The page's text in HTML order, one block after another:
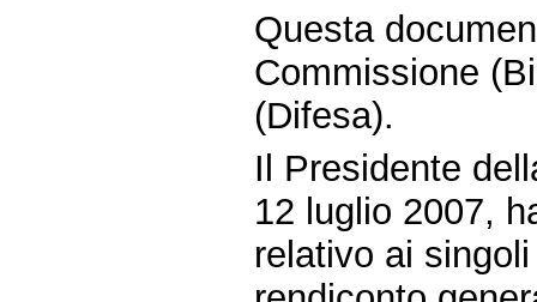
Questa
Commissione
(Difesa).
Il Presidente
12 luglio 2007,
relativo ai